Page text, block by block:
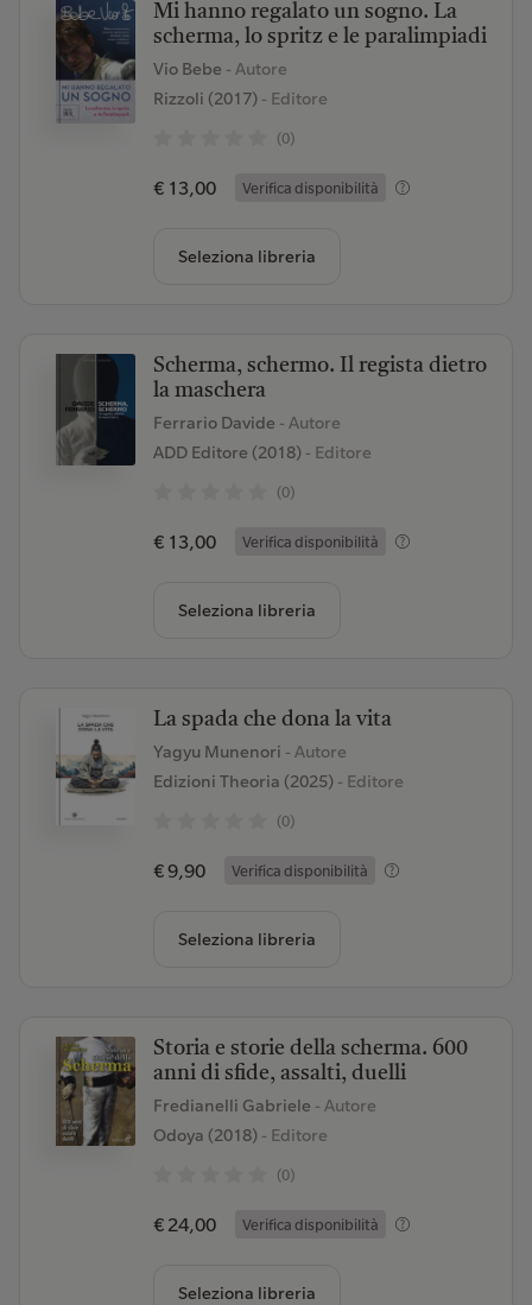
Mi hanno regalato un sogno. La
scherma, lo spritz e le paralimpiadi
Vio Bebe - Autore
Rizzoli (2017)- Editore
(0)
€ 13,00 Verifica disponibilità
Seleziona libreria
Scherma, schermo. Il regista dietro
la maschera
Ferrario Davide - Autore
ADD Editore (2018)- Editore
(0)
€ 13,00 Verifica disponibilità
Seleziona libreria
La spada che dona la vita
Yagyu Munenori - Autore
Edizioni Theoria (2025)- Editore
(0)
€ 9,90 Verifica disponibilità
Seleziona libreria
Storia e storie della scherma. 600
anni di sfide, assalti, duelli
Fredianelli Gabriele - Autore
Odoya (2018)- Editore
(0)
€ 24,00 Verifica disponibilità
Seleziona libreria